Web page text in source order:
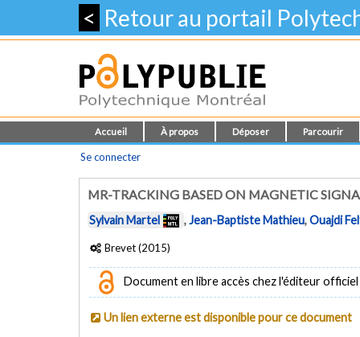
< Retour au portail
Accueil À propos Déposer Parcourir
Se connecter
MR-TRACKING BASED ON MAGNETIC
Sylvain Martel ,Jean-Baptiste Mathieu,Ouajdi
Brevet (2015)
Document en libre accès chez l'éditeur officiel
Un lien externe est disponible pour ce document